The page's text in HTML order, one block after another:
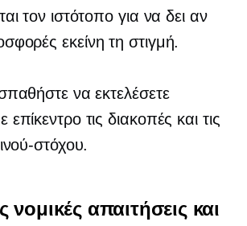
τον ιστότοπο για να δει αν
εκείνη τη στιγμή.
να εκτελέσετε
τις διακοπές και τις
στόχου.
νομικές απαιτήσεις και